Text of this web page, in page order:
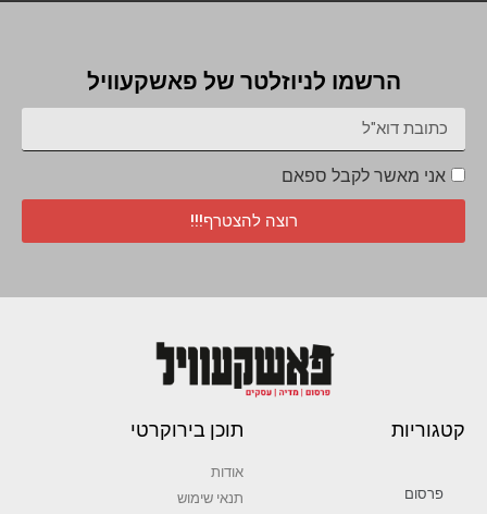
הרשמו לניוזלטר של פאשקעוויל
אני מאשר לקבל ספאם
רוצה להצטרף!!!
קטגוריות
פרסום
תוכן בירוקרטי
אודות
תנאי שימוש